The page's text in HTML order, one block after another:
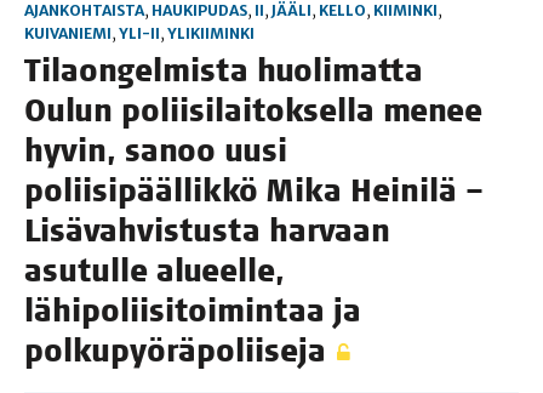
AJANKOHTAISTA, HAUKIPUDAS, II, JÄÄLI, KELLO, KIIMINKI,
KUIVANIEMI, YLI-II, YLIKIIMINKI
Tilaon­gel­mis­ta huo­li­mat­ta
Oulun polii­si­lai­tok­sel­la menee
hyvin, sanoo uusi
polii­si­pääl­lik­kö Mika Hei­ni­lä –
Lisä­vah­vis­tus­ta har­vaan
asu­tul­le alu­eel­le,
lähi­po­lii­si­toi­min­taa ja
polkupyöräpoliiseja